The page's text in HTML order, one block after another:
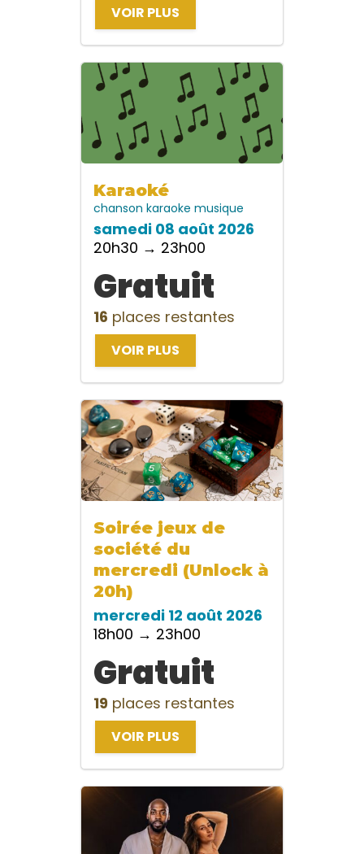
VOIR PLUS
Karaoké
chanson karaoke musique
samedi 08 août 2026
20h30 → 23h00
Gratuit
16 places restantes
VOIR PLUS
Soirée jeux de
société du
mercredi (Unlock à
20h)
mercredi 12 août 2026
18h00 → 23h00
Gratuit
19 places restantes
VOIR PLUS